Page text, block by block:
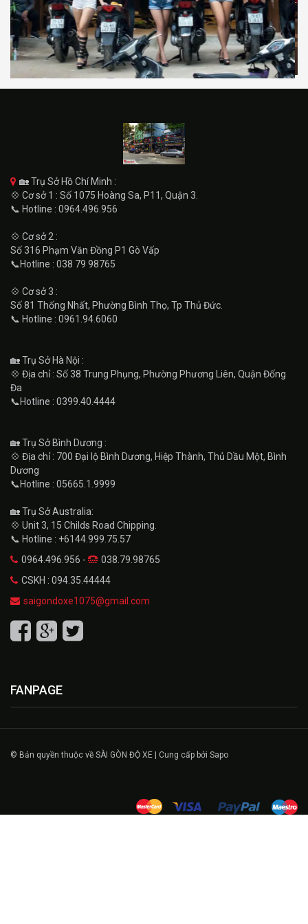
🏡 Trụ Sở Hồ Chí Minh :
💠 Cơ sở 1 : Số 1075 Hoàng Sa, P11, Quận 3.
📞 Hotline : 0964.496.956
💠 Cơ sở 2 :
Số 316 Phạm Văn Đồng P1 Gò Vấp
📞Hotline : 038 79 98765
💠 Cơ sở 3 :
Số 81 Thống Nhất, Phường Bình Thọ, Tp Thủ Đức.
📞 Hotline : 0961.94.6060
🏡 Trụ Sở Hà Nội :
💠 Địa chỉ : Số 38 Trung Phụng, Phường Phương Liên, Quận Đống
Đa
📞Hotline : 0399.40.4444
🏡 Trụ Sở Bình Dương :
💠 Địa chỉ : 700 Đại lộ Bình Dương, Hiệp Thành, Thủ Dầu Một, Bình
Dương
📞Hotline : 05665.1.9999
🏡 Trụ Sở Australia:
💠 Unit 3, 15 Childs Road Chipping.
📞 Hotline : +6144.999.75.57
0964.496.956 -
038.79.98765
CSKH : 094.35.44444
saigondoxe1075@gmail.com
FANPAGE
© Bản quyền thuộc về SÀI GÒN ĐỘ XE | Cung cấp bởi Sapo